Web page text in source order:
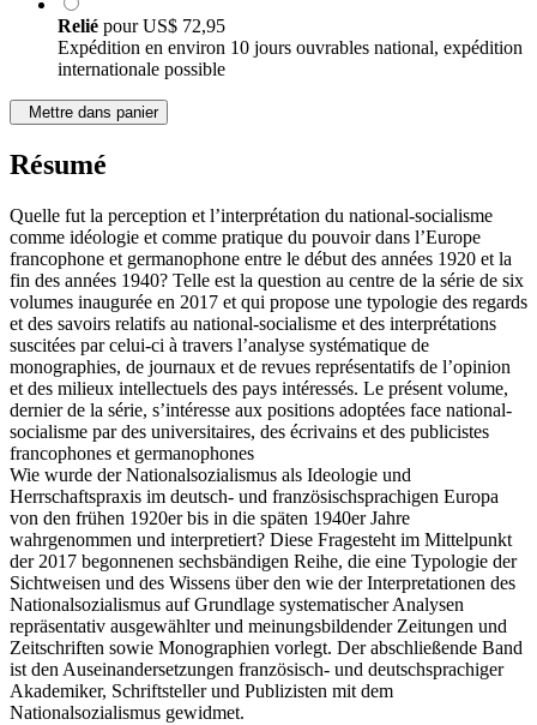
Relié pourUS$ 72,95
Expédition en environ 10 jours ouvrables national, expédition
internationale possible
Mettre dans panier
Résumé
Quelle fut la perception et l’interprétation du national-socialisme
comme idéologie et comme pratique du pouvoir dans l’Europe
francophone et germanophone entre le début des années 1920 et la
fin des années 1940? Telle est la question au centre de la série de six
volumes inaugurée en 2017 et qui propose une typologie des regards
et des savoirs relatifs au national-socialisme et des interprétations
suscitées par celui-ci à travers l’analyse systématique de
monographies, de journaux et de revues représentatifs de l’opinion
et des milieux intellectuels des pays intéressés. Le présent volume,
dernier de la série, s’intéresse aux positions adoptées face national-
socialisme par des universitaires, des écrivains et des publicistes
francophones et germanophones
Wie wurde der Nationalsozialismus als Ideologie und
Herrschaftspraxis im deutsch- und französischsprachigen Europa
von den frühen 1920er bis in die späten 1940er Jahre
wahrgenommen und interpretiert? Diese Fragesteht im Mittelpunkt
der 2017 begonnenen sechsbändigen Reihe, die eine Typologie der
Sichtweisen und des Wissens über den wie der Interpretationen des
Nationalsozialismus auf Grundlage systematischer Analysen
repräsentativ ausgewählter und meinungsbildender Zeitungen und
Zeitschriften sowie Monographien vorlegt. Der abschließende Band
ist den Auseinandersetzungen französisch- und deutschsprachiger
Akademiker, Schriftsteller und Publizisten mit dem
Nationalsozialismus gewidmet.